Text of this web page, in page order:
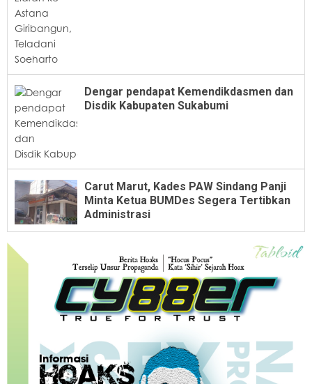
Dengar pendapat Kemendikdasmen dan
Disdik Kabupaten Sukabumi
Carut Marut, Kades PAW Sindang Panji
Minta Ketua BUMDes Segera Tertibkan
Administrasi